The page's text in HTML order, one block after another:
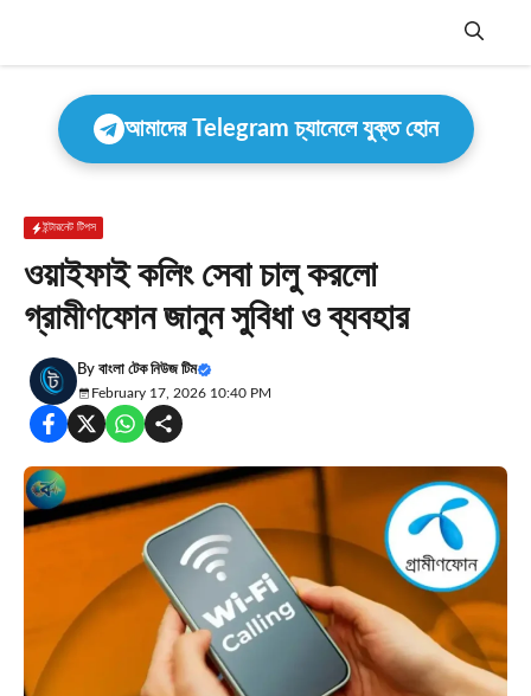
Menu
আমাদের Telegram চ্যানেলে যুক্ত হোন
ইন্টারনেট টিপস
ওয়াইফাই কলিং সেবা চালু করলো
গ্রামীণফোন জানুন সুবিধা ও ব্যবহার
By বাংলা টেক নিউজ টিম
February 17, 2026 10:40 PM